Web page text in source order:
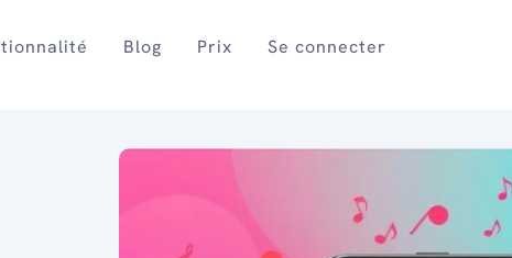
Blog Prix Se connecter